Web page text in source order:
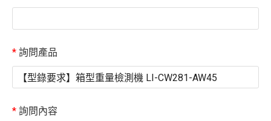
* 詢問產品
* 詢問內容